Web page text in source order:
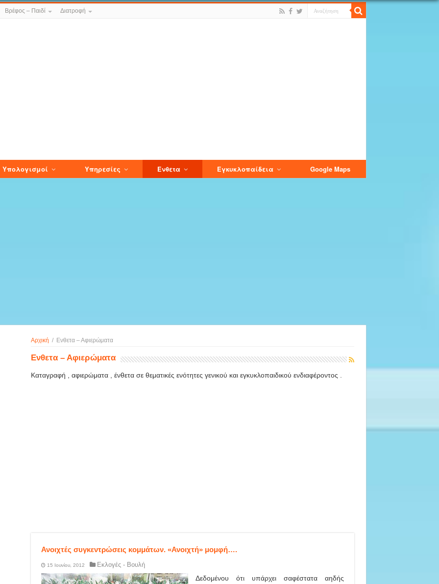
Βρέφος – Παιδί Διατροφή
Υπολογισμοί Υπηρεσίες Ενθετα Εγκυκλοπαίδεια Google Maps
Αρχική / Ενθετα – Αφιερώματα
Ενθετα – Αφιερώματα
Καταγραφή , αφιερώματα , ένθετα σε θεματικές ενότητες γενικού και εγκυκλοπαιδικού ενδιαφέροντος .
Ανοιχτές συγκεντρώσεις κομμάτων. «Ανοιχτή» μομφή….
15 Ιουνίου, 2012 Εκλογές - Βουλή
Δεδομένου ότι υπάρχει σαφέστατα αηδής